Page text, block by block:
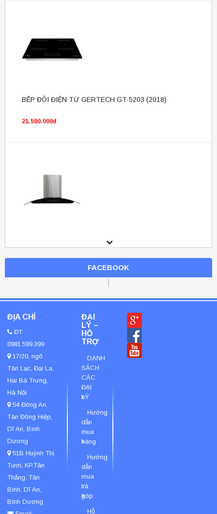
BẾP ĐÔI ĐIỆN TỪ GERTECH GT-5203 (2018)
Máy hút mùi Eleccat ECT 10
Máy Xay Nấu Cách Âm Chống Ồn Đa Năng GERTECH
GT-686 Chính Hãng
4.950.000đ
Máy Ép Chậm GERTECH GT-J206 cao cấp giữ nguyên
vẹn dưỡng chất
5.350.000đ
FACEBOOK
ĐỊA CHỈ
ĐT:
0981.599.399
17/20, ngõ
Tân Lạc, Đại La,
Hai Bà Trưng,
Hà Nội
54 Đông An,
Tân Đông Hiệp,
Dĩ An, Bình
Dương
51B Huỳnh Thị
Tươi, KP.Tân
Thắng, Tân
Bình, Dĩ An,
Bình Dương
ĐẠI
LÝ –
HỖ
TRỢ
DANH
SÁCH
CÁC
ĐẠI
LÝ
Hướng
dẫn
mua
hàng
Hướng
dẫn
mua
trả
góp
Hỗ